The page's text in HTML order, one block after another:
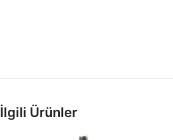
İlgili Ürünler